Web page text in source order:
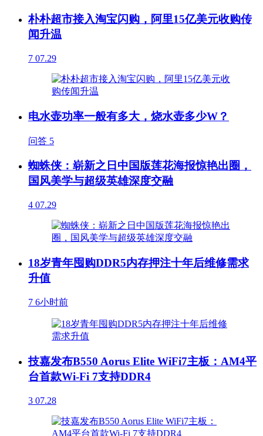
朴朴超市接入淘宝闪购，阿里15亿美元收购传
闻升温
7 07.29
电水壶功率一般有多大，烧水壶多少W？
问答 5
蜘蛛侠：崭新之日中国版莲花海报惊艳出圈，
国风美学与超级英雄深度交融
4 07.29
18岁青年囤购DDR5内存押注十年后维修需求
升值
7 6小时前
技嘉发布B550 Aorus Elite WiFi7主板：AM4平
台首款Wi-Fi 7支持DDR4
3 07.28